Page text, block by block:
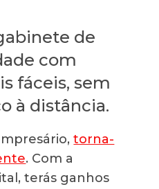
de
com
fáceis, sem
à distância.
torna-
. Com a
terás ganhos